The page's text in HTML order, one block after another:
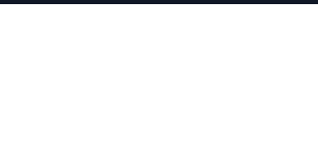
tehnologije monolitske kromatografije CIM.